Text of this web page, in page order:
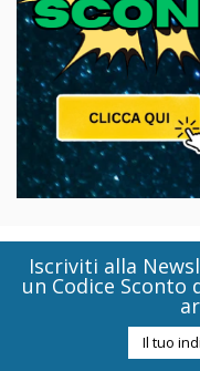
Iscriviti alla
un Codice Sconto